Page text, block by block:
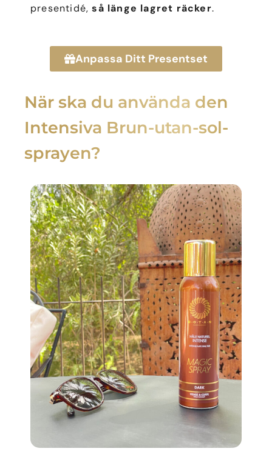
presentidé,så länge lagret räcker.
Anpassa Ditt Presentset
När ska du använda den
Intensiva Brun-utan-sol-
sprayen?